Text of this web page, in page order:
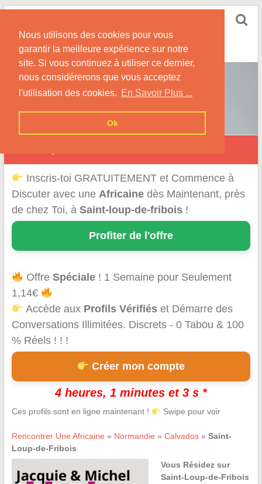
Nous utilisons des cookies pour vous
garantir la meilleure expérience sur notre
site. Si vous continuez à utiliser ce dernier,
nous considérerons que vous acceptez
l'utilisation des cookies. En Savoir Plus ...
Ok
Skip
content
Conseils et Infos pour la Rencontre d'une Belle
Africaine !
Inscris-toi GRATUITEMENT et Commence à
Discuter avec une Africainedès Maintenant, près
de chez Toi, à Saint-loup-de-fribois!
Profiter de l'offre
OffreSpéciale ! 1 Semaine pour Seulement
1,14€
Accède aux Profils Vérifiés et Démarre des
Conversations Illimitées. Discrets - 0 Tabou & 100
% Réels ! ! !
Créer mon compte
4 heures, 1 minutes et 3 s *
Ces profils sont en ligne maintenant ! Swipe pour voir
Rencontrer Une Africaine » Normandie » Calvados» Saint-
Loup-de-Fribois
Vous Résidez sur
Saint-Loup-de-Fribois